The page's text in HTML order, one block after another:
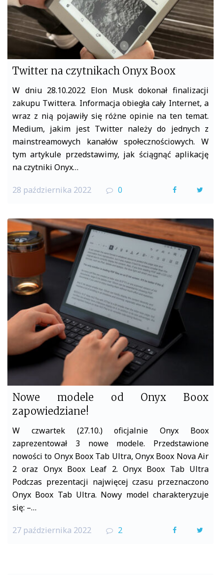
Twitter na czytnikach Onyx Boox
W dniu 28.10.2022 Elon Musk dokonał finalizacji
zakupu Twittera. Informacja obiegła cały Internet, a
wraz z nią pojawiły się różne opinie na ten temat.
Medium, jakim jest Twitter należy do jednych z
mainstreamowych kanałów społecznościowych. W
tym artykule przedstawimy, jak ściągnąć aplikację
na czytniki Onyx…
28 października 2022 0
F
c
e
b
o
o
k
t
t
r
Nowe modele od Onyx Boox
zapowiedziane!
W czwartek (27.10.) oficjalnie Onyx Boox
zaprezentował 3 nowe modele. Przedstawione
nowości to Onyx Boox Tab Ultra, Onyx Boox Nova Air
2 oraz Onyx Boox Leaf 2. Onyx Boox Tab Ultra
Podczas prezentacji najwięcej czasu przeznaczono
Onyx Boox Tab Ultra. Nowy model charakteryzuje
się: –…
27 października 2022 2
F